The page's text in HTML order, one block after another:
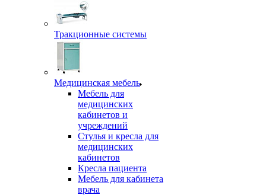
Тракционные системы
Медицинская мебель
Мебель для
медицинских
кабинетов и
учреждений
Стулья и кресла для
медицинских
кабинетов
Кресла пациента
Мебель для кабинета
врача